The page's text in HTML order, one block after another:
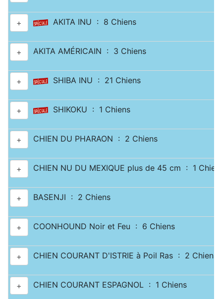
+ AKITA INU : 8 Chiens
+ AKITA AMÉRICAIN : 3 Chiens
+ SHIBA INU : 21 Chiens
+ SHIKOKU : 1 Chiens
+ CHIEN DU PHARAON : 2 Chiens
+ CHIEN NU DU MEXIQUE plus de 45 cm : 1
+ BASENJI : 2 Chiens
+ COONHOUND Noir et Feu : 6 Chiens
+ CHIEN COURANT D'ISTRIE à Poil Ras : 2 Chiens
+ CHIEN COURANT ESPAGNOL : 1 Chiens